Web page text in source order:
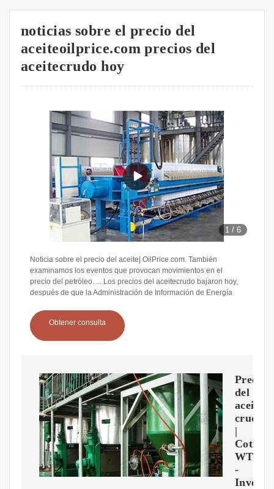
noticias sobre el precio del
aceiteoilprice.com precios del
aceitecrudo hoy
1 /6
Noticia sobre el precio del aceite| OilPrice.com. También
examinamos los eventos que provocan movimientos en el
precio del petróleo. ... Los precios del aceitecrudo bajaron hoy,
después de que la Administración de Información de Energía
Obtener consulta
Precio
del
aceite
crudo
|
WTI
-